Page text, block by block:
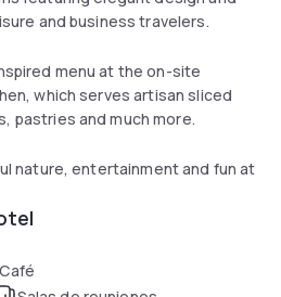
and business travelers.
menu at the on-site
which serves artisan sliced
pastries and much more.
nature, entertainment and fun at